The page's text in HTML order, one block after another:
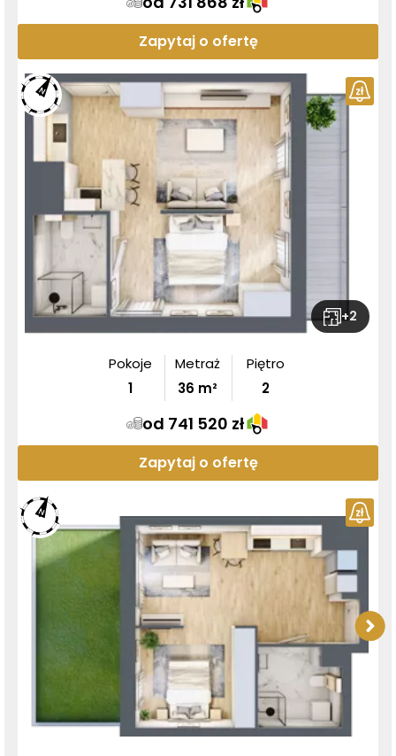
Zapytaj o ofertę
+2
Pokoje
1
Metraż
36 m²
Piętro
2
od 741 520 zł
Zapytaj o ofertę